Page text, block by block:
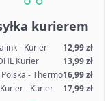
kurierem
- Kurier
12,99 zł
Kurier
13,99 zł
- Thermo16,99 zł
- Kurier
17,99 zł